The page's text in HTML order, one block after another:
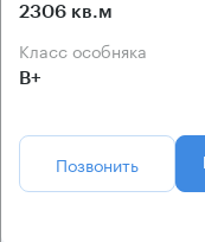
2306 кв.м
Класс особняка
B+
Позвонить